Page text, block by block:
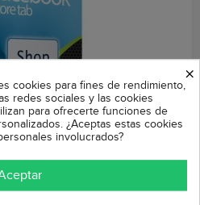
redes sociales de Meta
×
cookies para fines de rendimiento,
redes sociales y las cookies
para ofrecerte funciones de
¿Aceptas estas cookies
involucrados?